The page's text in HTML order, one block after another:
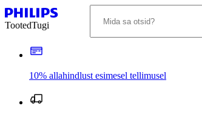
TootedTugi
10% allahindlust esimesel tellimusel